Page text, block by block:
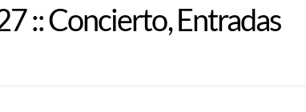
:: Concierto, Entradas